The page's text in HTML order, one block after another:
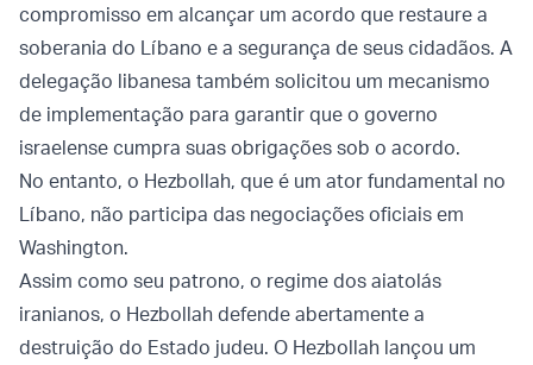
compromisso em alcançar um acordo que restaure a
soberania do Líbano e a segurança de seus cidadãos. A
delegação libanesa também solicitou um mecanismo
de implementação para garantir que o governo
israelense cumpra suas obrigações sob o acordo.
No entanto, o Hezbollah, que é um ator fundamental no
Líbano, não participa das negociações oficiais em
Washington.
Assim como seu patrono, o regime dos aiatolás
iranianos, o Hezbollah defende abertamente a
destruição do Estado judeu. O Hezbollah lançou um